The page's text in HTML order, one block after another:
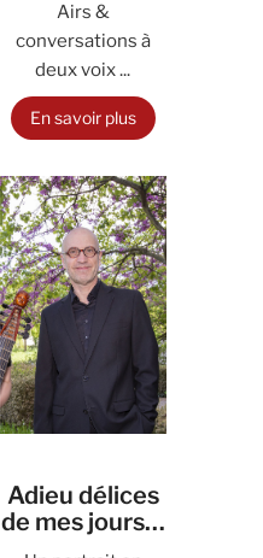
Airs &
conversations à
deux voix ...
En savoir plus
Adieu délices
de mes jours…